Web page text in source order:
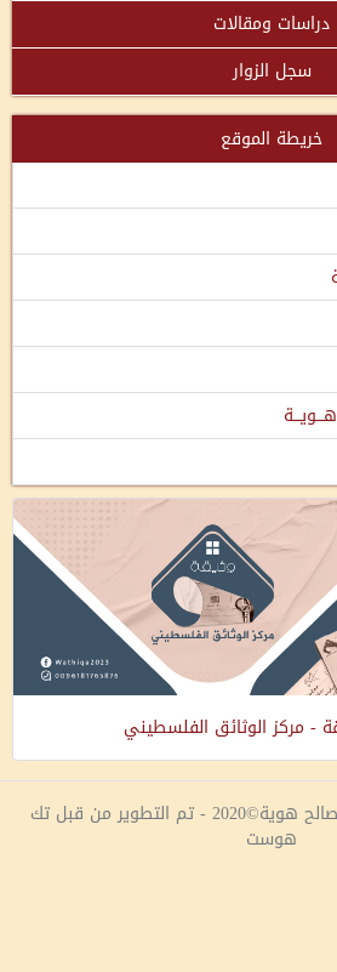
دراسات ومقالات
سجل الزوار
خريطة الموقع
- مركز الوثائق الفلسطيني
جميع الحقوق محفوظة لصالح هوية©2020 - تم التطوير من قبل تك
هوست